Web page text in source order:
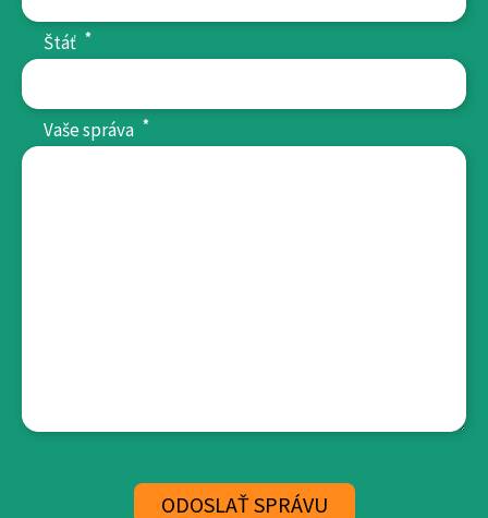
Štáť *
Vaše správa *